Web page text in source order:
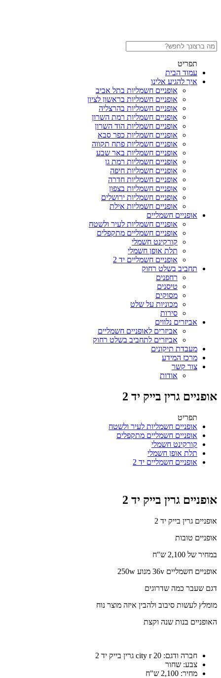
תפריט
עמוד הבית
איך להגיע אלינו
אופניים חשמליות בתל אביב
אופניים חשמליות בראשון לציון
אופניים חשמליות בהרצליה
אופניים חשמליות רמת השרון
אופניים חשמליות הוד השרון
אופניים חשמליות כפר סבא
אופניים חשמליות פתח תקווה
אופניים חשמליות באר שבע
אופניים חשמליות רמת גן
אופניים חשמליות חיפה
אופניים חשמליות חדרה
אופניים חשמליות בצפון
אופניים חשמליות ירושלים
אופניים חשמליות אילת
אופניים חשמליים
אופניים חשמליות לעיר ולשטח
אופניים חשמליים מתקפלים
קורקינט חשמלי
תלת אופן חשמלי
אופניים חשמליים יד 2
תחביב בשלט רחוק
רחפנים
טיסנים
מסוקים
מכוניות על שלט
סירות
אביזרים נלווים
אביזרים לאופניים חשמליים
אביזרים לתחביב בשלט רחוק
מעבדת תיקונים
מרכז המידע
צור קשר
אודות
אופניים גרין בייק יד 2
תפריט
אופניים חשמליות לעיר ולשטח
אופניים חשמליים מתקפלים
קורקינט חשמלי
תלת אופן חשמלי
אופניים חשמליים יד 2
אופניים גרין בייק יד 2
אופניים גרין בייק יד 2
אופניים טובות
במחיר של 2,100 ש"ח
אופניים חשמליים 36v מנוע 250w
דגם שעבר כמה שדרוגים
מומלץ לעשות סיבוב ולהבין איזה מוצר נוח
האופניים בנות שנה וקצת
חברה ודגם: city r 20 גרין בייק יד 2
צבע: שחור
מחיר: 2,100 ש"ח